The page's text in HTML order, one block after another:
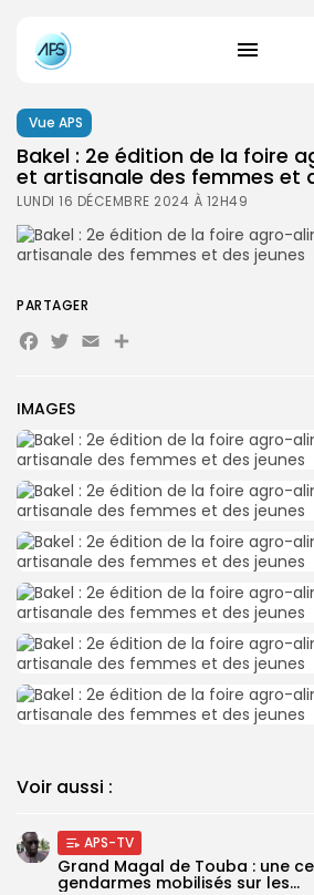
for:
FR
Vue APS
Bakel : 2e édition de la foire
et artisanale des femmes et
LUNDI 16 DÉCEMBRE 2024 À 12H49
IMAGES
Voir aussi :
APS-TV
Grand Magal de Touba : une
gendarmes mobilisés sur les...
PARTAGER
Facebook
Twitter
EmailPartager